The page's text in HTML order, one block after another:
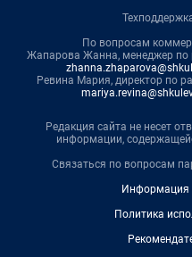
По вопросам
Жапарова Жанна, менеджер по
Ревина Мария, директор по
Редакция сайта не несет
информации,
Связаться по вопросам
Информация
Политика